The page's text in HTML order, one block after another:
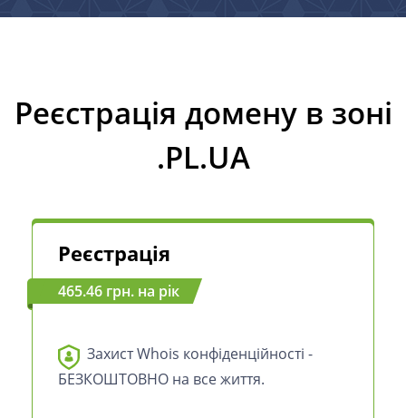
Реєстрація домену в зоні
.PL.UA
Реєстрація
465.46 грн. на рік
Захист Whois конфіденційності -
БЕЗКОШТОВНО на все життя.